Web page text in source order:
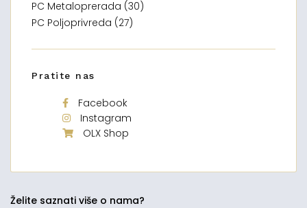
PC Metaloprerada (30)
PC Poljoprivreda (27)
Pratite nas
Facebook
Instagram
OLX Shop
Želite saznati više o nama?